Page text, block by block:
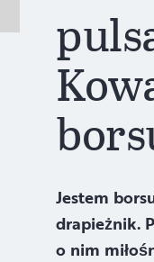
Jestem
drapieżnik.
o nim